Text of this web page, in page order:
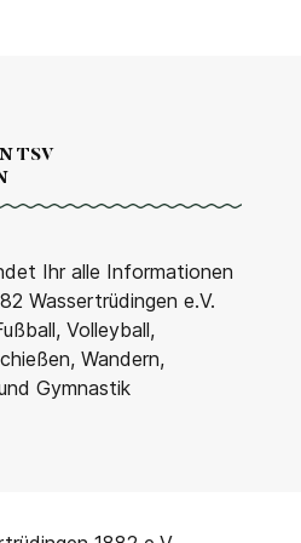
TSV
Ihr alle Informationen
Wassertrüdingen e.V.
Volleyball,
Wandern,
Gymnastik